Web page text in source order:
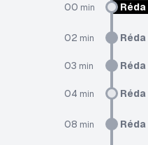
00 min Réda
02 min Réda
03 min Réda
04 min Réda
08 min Réda